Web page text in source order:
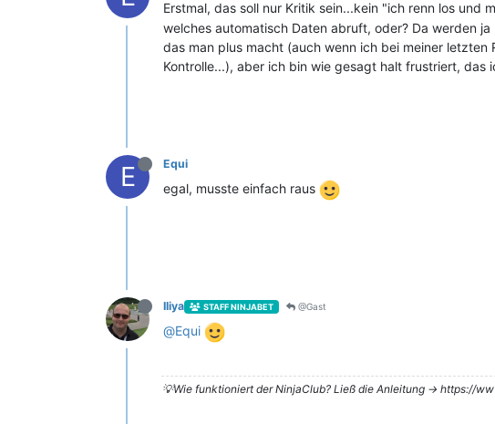
Erstmal, das soll nur Kritik sein...kein "ich renn los
welches automatisch Daten abruft, oder? Da werden
das man plus macht (auch wenn ich bei meiner
Kontrolle...), aber ich bin wie gesagt halt frustriert,
E Equi
egal, musste einfach raus
Iliya STAFF NINJABET @Gast
@Equi
💡Wie funktioniert der NinjaClub? Ließ die Anleitung -> https://